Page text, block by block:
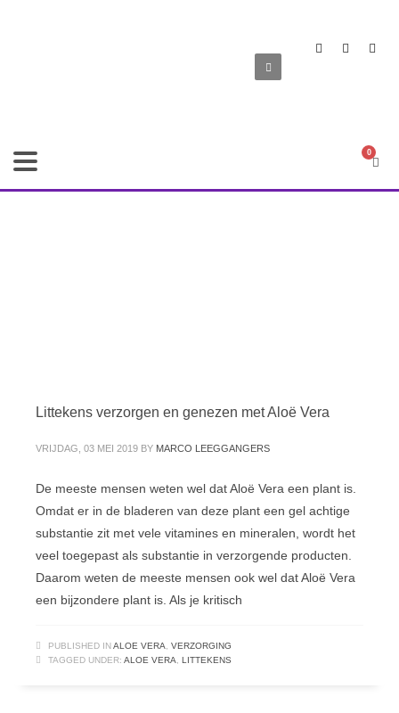
Littekens verzorgen en genezen met Aloë Vera
VRIJDAG, 03 MEI 2019 BY MARCO LEEGGANGERS
De meeste mensen weten wel dat Aloë Vera een plant is.
Omdat er in de bladeren van deze plant een gel achtige
substantie zit met vele vitamines en mineralen, wordt het
veel toegepast als substantie in verzorgende producten.
Daarom weten de meeste mensen ook wel dat Aloë Vera
een bijzondere plant is. Als je kritisch
PUBLISHED INALOE VERA
VERZORGING
TAGGED UNDER: ALOE VERA LITTEKENS